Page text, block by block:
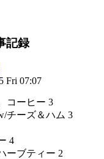
記録
Fri 07:07
コーヒー 3
チーズ＆ハム 3
4
ーブティー 2